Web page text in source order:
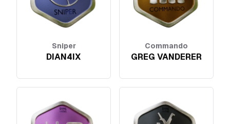
Sniper
DIAN4IX
Commando
GREG VANDERER